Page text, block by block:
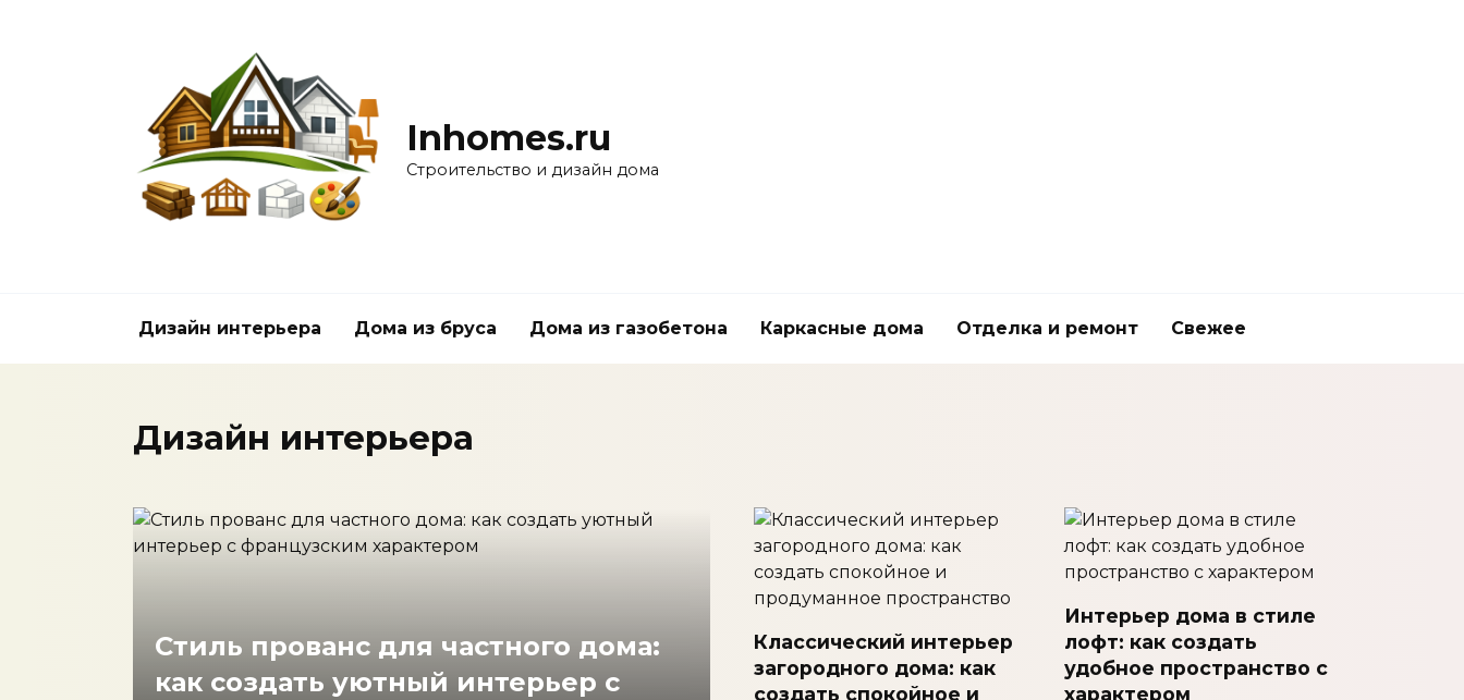
Inhomes.ru
Строительство и дизайн дома
Дизайн интерьера Дома из бруса Дома из газобетона Каркасные дома Отделка и ремонт Свежее
Дизайн интерьера
Стиль прованс для частного дома:
как создать уютный интерьер с
Классический интерьер
загородного дома: как
создать спокойное и
Интерьер дома в стиле
лофт: как создать
удобное пространство с
характером